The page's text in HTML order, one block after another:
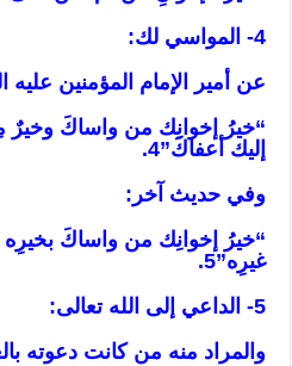
4- المواسي لك:
عن أمير الإمام المؤمنين عليه
“خيرُ إخوانِك من واساكَ وخيرٌ
إليك أعفاكَ”4.
وفي حديث آخر:
“خيرُ إخوانِك من واساكَ
غيرِه”5.
5- الداعي إلى الله تعالى:
والمراد منه من كانت دعوته